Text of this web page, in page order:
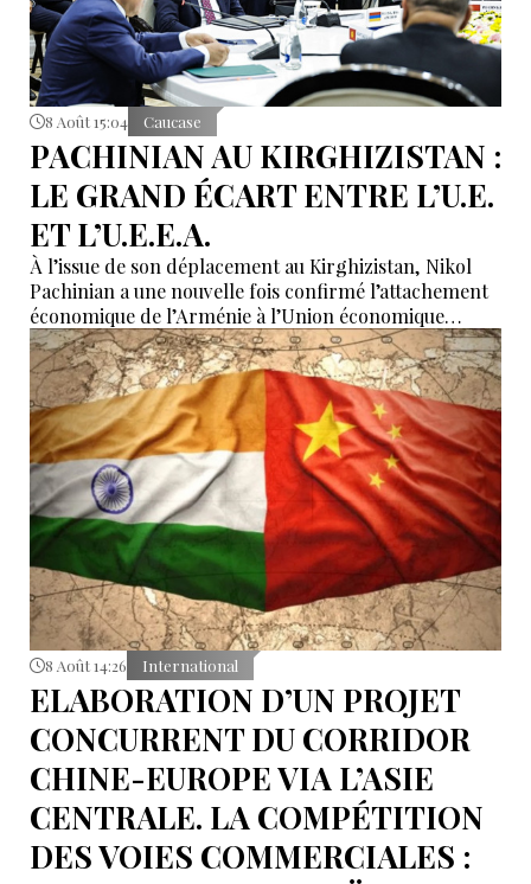
8 Août 15:04 Caucase
PACHINIAN AU KIRGHIZISTAN :
LE GRAND ÉCART ENTRE L’U.E.
ET L’U.E.E.A.
À l’issue de son déplacement au Kirghizistan, Nikol
Pachinian a une nouvelle fois confirmé l’attachement
économique de l’Arménie à l’Union économique
eurasiatique, tout en réaffirmant son rapprochement
avec l’Union européenne. Entre dépendance
économique à l’UEEA et ambitions européennes,
Erevan tente de maintenir un équilibre dont les
contradictions deviennent de plus en plus difficiles à
masquer.
8 Août 14:26 International
ELABORATION D’UN PROJET
CONCURRENT DU CORRIDOR
CHINE-EUROPE VIA L’ASIE
CENTRALE. LA COMPÉTITION
DES VOIES COMMERCIALES :